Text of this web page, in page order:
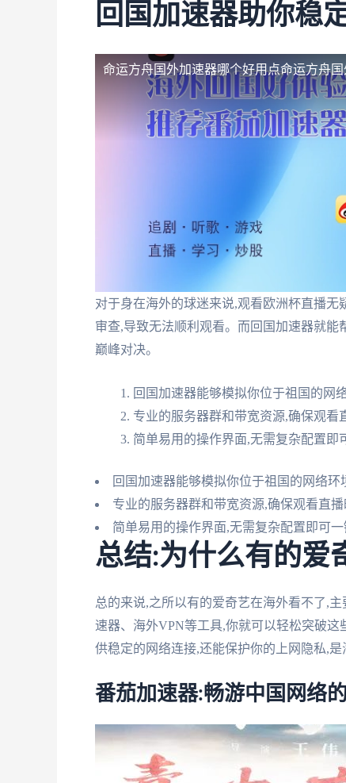
回国加速器助你稳
命运方舟国外加速器哪个好用点命运方舟
对于身在海外的球迷来说,观看欧洲杯直播
审查,导致无法顺利观看。而回国加速器就
巅峰对决。
回国加速器能够模拟你位于祖国的网
专业的服务器群和带宽资源,确保观看
简单易用的操作界面,无需复杂配置即
回国加速器能够模拟你位于祖国的网络环
专业的服务器群和带宽资源,确保观看直
简单易用的操作界面,无需复杂配置即可
总结:为什么有的爱
总的来说,之所以有的爱奇艺在海外看不了,
速器、海外VPN等工具,你就可以轻松突破
供稳定的网络连接,还能保护你的上网隐私,
番茄加速器:畅游中国网络